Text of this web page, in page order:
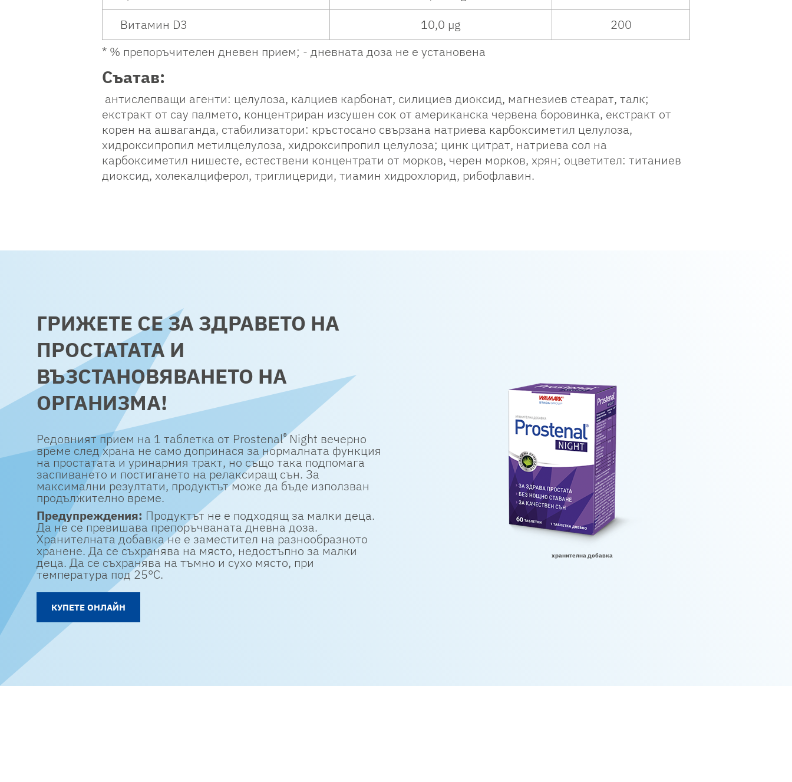
Витамин D3
10,0 µg
200
* % препоръчителен дневен прием; - дневната доза не е установена
Съатав:
антислепващи агенти: целулоза, калциев карбонат, силициев диоксид, магнезиев стеарат, талк;
екстракт от сау палмето, концентриран изсушен сок от американска червена боровинка, екстракт от
корен на ашваганда, стабилизатори: кръстосано свързана натриева карбоксиметил целулоза,
хидроксипропил метилцелулоза, хидроксипропил целулоза; цинк цитрат, натриева сол на
карбоксиметил нишесте, естествени концентрати от морков, черен морков, хрян; оцветител: титаниев
диоксид, холекалциферол, триглицериди, тиамин хидрохлорид, рибофлавин.
ГРИЖЕТЕ СЕ ЗА ЗДРАВЕТО НА
ПРОСТАТАТА И
ВЪЗСТАНОВЯВАНЕТО НА
ОРГАНИЗМА!
Редовният прием на 1 таблетка от Prostenal®Night вечерно
време след храна не само допринася за нормалната функция
на простатата и уринарния тракт, но също така подпомага
заспиването и постигането на релаксиращ сън. За
максимални резултати, продуктът може да бъде използван
продължително време.
Предупреждения: Продуктът не е подходящ за малки деца.
Да не се превишава препоръчваната дневна доза.
Хранителната добавка не е заместител на разнообразното
хранене. Да се съхранява на място, недостъпно за малки
деца. Да се съхранява на тъмно и сухо място, при
температура под 25°C.
КУПЕТЕ ОНЛАЙН
хранителна добавка